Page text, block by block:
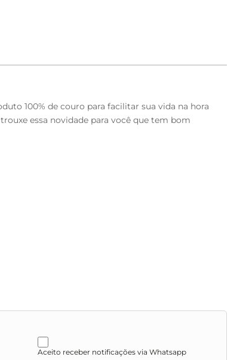
100% de couro para facilitar sua vida na hora
essa novidade para você que tem bom
Aceito receber notificações via Whatsapp